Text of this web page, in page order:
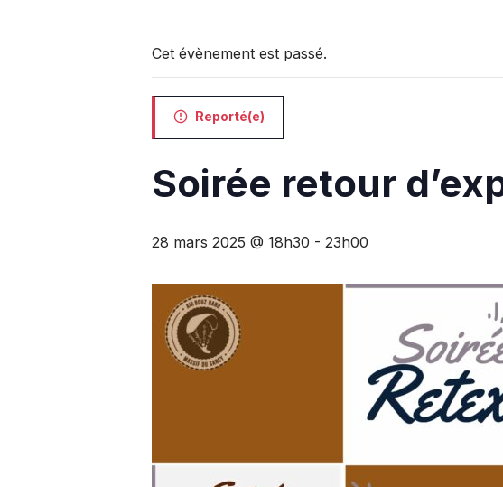
Cet évènement est passé.
Reporté(e)
Soirée retour
28 mars 2025 @ 18h30 - 23h00